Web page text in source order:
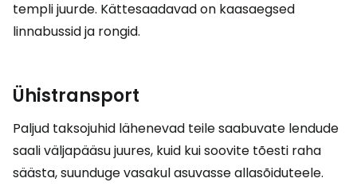
templi juurde. Kättesaadavad on kaasaegsed
linnabussid ja rongid.
Ühistransport
Paljud taksojuhid lähenevad teile saabuvate lendude
saali väljapääsu juures, kuid kui soovite tõesti raha
säästa, suunduge vasakul asuvasse allasõiduteele.